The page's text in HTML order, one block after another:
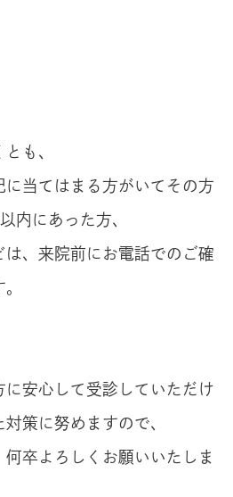
も、
に当てはまる方がいてその方
内にあった方、
、来院前にお電話でのご確
安心して受診していただけ
策に努めますので、
卒よろしくお願いいたしま